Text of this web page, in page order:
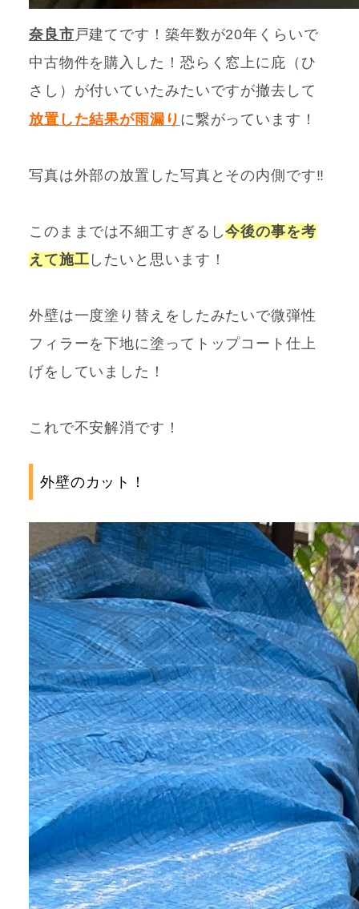
奈良市 戸建てです！築年数が20年くらいで
中古物件を購入した！恐らく窓上に庇（ひ
さし）が付いていたみたいですが撤去して
放置した結果が雨漏り に繋がっています！
写真は外部の放置した写真とその内側です‼
このままでは不細工すぎるし今後の事を考
えて施工 したいと思います！
外壁は一度塗り替えをしたみたいで微弾性
フィラーを下地に塗ってトップコート仕上
げをしていました！
これで不安解消です！
外壁のカット！